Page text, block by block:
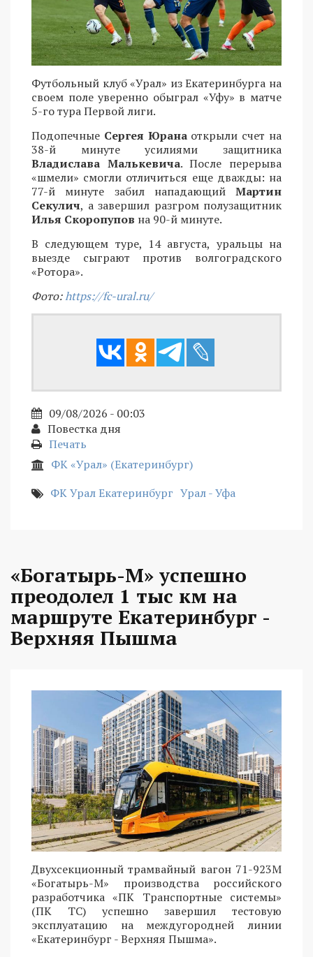
Футбольный клуб «Урал» из Екатеринбурга на
своем поле уверенно обыграл «Уфу» в матче
5-го тура Первой лиги.
Подопечные Сергея Юрана открыли счет на
38-й минуте усилиями защитника
Владислава Малькевича. После перерыва
«шмели» смогли отличиться еще дважды: на
77-й минуте забил нападающий Мартин
Секулич, а завершил разгром полузащитник
Илья Скоропупов на 90-й минуте.
В следующем туре, 14 августа, уральцы на
выезде сыграют против волгоградского
«Ротора».
Фото:https://fc-ural.ru/
09/08/2026 - 00:03
Повестка дня
Печать
ФК «Урал» (Екатеринбург)
ФК Урал Екатеринбург Урал - Уфа
«Богатырь-М» успешно
преодолел 1 тыс км на
маршруте Екатеринбург -
Верхняя Пышма
Двухсекционный трамвайный вагон 71-923М
«Богатырь-М» производства российского
разработчика «ПК Транспортные системы»
(ПК ТС) успешно завершил тестовую
эксплуатацию на междугородней линии
«Екатеринбург - Верхняя Пышма».